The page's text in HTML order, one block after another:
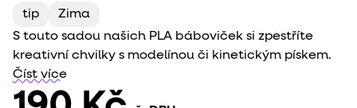
tip
Zima
S touto sadou našich PLA báboviček si zpestříte
kreativní chvilky s modelínou či kinetickým pískem.
Číst více